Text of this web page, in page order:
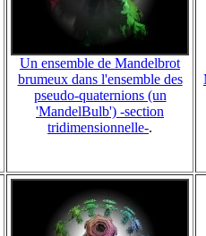
Un ensemble de Mandelbrot
brumeux dans l'ensemble des
pseudo-quaternions (un
'MandelBulb') -section
tridimensionnelle-.